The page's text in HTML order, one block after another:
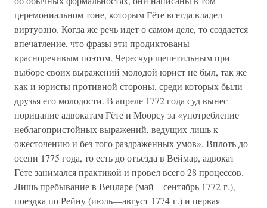
церемониальном тоне, которым Гёте всегда владел
виртуозно. Когда же речь идет о самом деле, то создается
впечатление, что фразы эти продиктованы
красноречивым поэтом. Чересчур щепетильным при
выборе своих выражений молодой юрист не был, так же
как и юристы противной стороны, среди которых были
друзья его молодости. В апреле 1772 года суд вынес
порицание адвокатам Гёте и Моорсу за «употребление
неблагопристойных выражений, ведущих лишь к
ожесточению и без того раздраженных умов». Вплоть до
осени 1775 года, то есть до отъезда в Веймар, адвокат
Гёте занимался практикой и провел всего 28 процессов.
Лишь пребывание в Вецларе (май—сентябрь 1772 г.),
поездка по Рейну (июль—август 1774 г.) и первая